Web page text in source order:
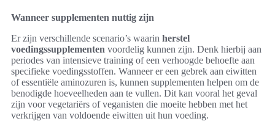
Wanneer supplementen nuttig zijn
Er zijn verschillende scenario’s waarin herstel
voedingssupplementen voordelig kunnen zijn. Denk hierbij aan
periodes van intensieve training of een verhoogde behoefte aan
specifieke voedingsstoffen. Wanneer er een gebrek aan eiwitten
of essentiële aminozuren is, kunnen supplementen helpen om de
benodigde hoeveelheden aan te vullen. Dit kan vooral het geval
zijn voor vegetariërs of veganisten die moeite hebben met het
verkrijgen van voldoende eiwitten uit hun voeding.